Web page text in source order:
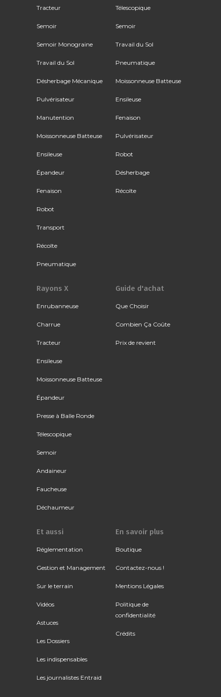
Tracteur
Semoir
Semoir Monograine
Travail du Sol
Désherbage Mécanique
Pulvérisateur
Manutention
Moissonneuse Batteuse
Ensileuse
Épandeur
Fenaison
Robot
Transport
Récolte
Pneumatique
Télescopique
Semoir
Travail du Sol
Pneumatique
Moissonneuse Batteuse
Ensileuse
Fenaison
Pulvérisateur
Robot
Désherbage
Récolte
Rayons X
Enrubanneuse
Charrue
Tracteur
Ensileuse
Moissonneuse Batteuse
Épandeur
Presse à Balle Ronde
Télescopique
Semoir
Andaineur
Faucheuse
Déchaumeur
Guide d'achat
Que Choisir
Combien Ça Coûte
Prix de revient
Et aussi
Réglementation
Gestion et Management
Sur le terrain
Vidéos
Astuces
Les Dossiers
Les indispensables
Les journalistes Entraid
En savoir plus
Boutique
Contactez-nous !
Mentions Légales
Politique de
confidentialité
Crédits